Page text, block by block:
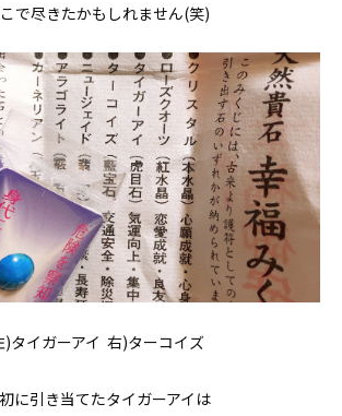
で尽きたかもしれません(笑)
)タイガーアイ 右)ターコイズ
に引き当てたタイガーアイは